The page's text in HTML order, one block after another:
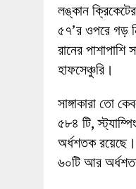
লঙ্কান
৫৭’র ওপরে গড়
রানের
হাফসেঞ্চুরি।
সাঙ্গাকারা তো
৫৮৪ টি,
অর্ধশতক রয়েছে।
৬০টি আর